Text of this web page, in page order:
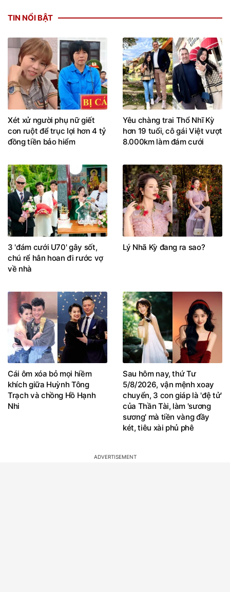
TIN NỔI BẬT
Xét xử người phụ nữ giết
con ruột để trục lợi hơn 4 tỷ
đồng tiền bảo hiểm
Yêu chàng trai Thổ Nhĩ Kỳ
hơn 19 tuổi, cô gái Việt vượt
8.000km làm đám cưới
3 'đám cưới U70' gây sốt,
chú rể hân hoan đi rước vợ
về nhà
Lý Nhã Kỳ đang ra sao?
Cái ôm xóa bỏ mọi hiềm
khích giữa Huỳnh Tông
Trạch và chồng Hồ Hạnh
Nhi
Sau hôm nay, thứ Tư
5/8/2026, vận mệnh xoay
chuyển, 3 con giáp là 'đệ tử'
của Thần Tài, làm 'sương
sương' mà tiền vàng đầy
két, tiêu xài phủ phê